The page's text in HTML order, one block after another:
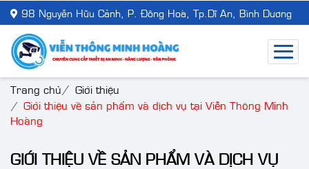
98 Nguyễn Hữu Cảnh, P. Đông Hoà, Tp.Dĩ An, Bình Dương
Trang chủ
Giới thiệu
Giới thiệu về sản phẩm và dịch vụ tại Viễn Thông Minh
Hoàng
GIỚI THIỆU VỀ SẢN PHẨM VÀ DỊCH VỤ